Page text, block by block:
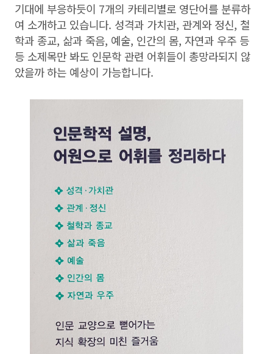
기대에 부응하듯이 7개의 카테리별로 영단어를 분류하
여 소개하고 있습니다. 성격과 가치관, 관계와 정신, 철
학과 종교, 삶과 죽음, 예술, 인간의 몸, 자연과 우주 등
등 소제목만 봐도 인문학 관련 어휘들이 총망라되지 않
았을까 하는 예상이 가능합니다.